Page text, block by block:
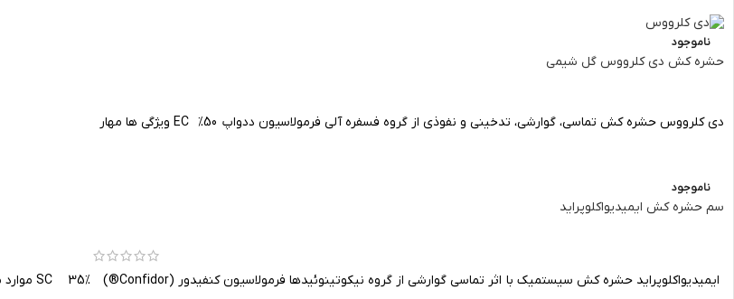
ناموجود
حشره کش دی کلرووس گل شیمی
دی کلرووس حشره کش تماسی، گوارشی، تدخینی و نفوذی از گروه فسفره آلی فرمولاسیون ددواپ 50% EC ویژگی ها مهار
ناموجود
سم حشره کش ایمیدیواکلوپراید
ایمیدیواکلوپراید حشره کش سیستمیک با اثر تماسی گوارشی از گروه نیکوتینوئیدها فرمولاسیون کنفیدور (Confidor®) SC 35% موارد مصرف در